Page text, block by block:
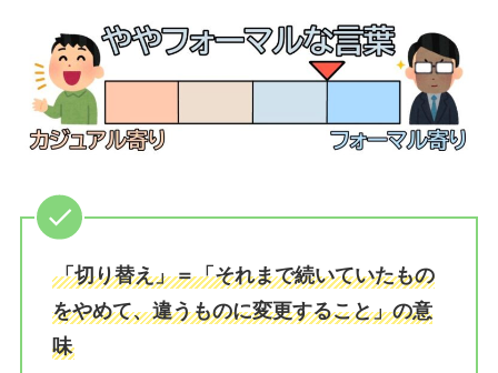
「切り替え」＝「それまで続いていたもの
をやめて、違うものに変更すること」の意
味